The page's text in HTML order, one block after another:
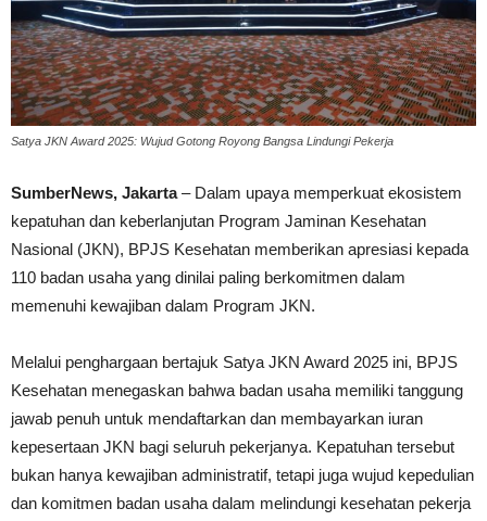
Satya JKN Award 2025: Wujud Gotong Royong Bangsa Lindungi Pekerja
SumberNews, Jakarta– Dalam upaya memperkuat ekosistem
kepatuhan dan keberlanjutan Program Jaminan Kesehatan
Nasional (JKN), BPJS Kesehatan memberikan apresiasi kepada
110 badan usaha yang dinilai paling berkomitmen dalam
memenuhi kewajiban dalam Program JKN.
Melalui penghargaan bertajuk Satya JKN Award 2025 ini, BPJS
Kesehatan menegaskan bahwa badan usaha memiliki tanggung
jawab penuh untuk mendaftarkan dan membayarkan iuran
kepesertaan JKN bagi seluruh pekerjanya. Kepatuhan tersebut
bukan hanya kewajiban administratif, tetapi juga wujud kepedulian
dan komitmen badan usaha dalam melindungi kesehatan pekerja